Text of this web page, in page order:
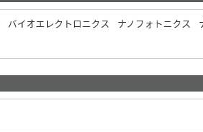
バイオエレクトロニクス ナノフォトニクス